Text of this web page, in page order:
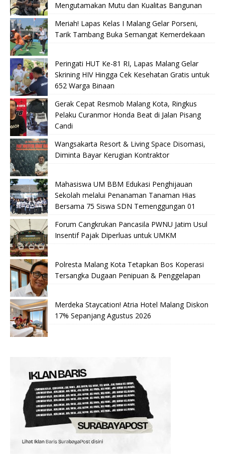
Mengutamakan Mutu dan Kualitas Bangunan
Meriah! Lapas Kelas I Malang Gelar Porseni,
Tarik Tambang Buka Semangat Kemerdekaan
Peringati HUT Ke-81 RI, Lapas Malang Gelar
Skrining HIV Hingga Cek Kesehatan Gratis untuk
652 Warga Binaan
Gerak Cepat Resmob Malang Kota, Ringkus
Pelaku Curanmor Honda Beat di Jalan Pisang
Candi
Wangsakarta Resort & Living Space Disomasi,
Diminta Bayar Kerugian Kontraktor
Mahasiswa UM BBM Edukasi Penghijauan
Sekolah melalui Penanaman Tanaman Hias
Bersama 75 Siswa SDN Temenggungan 01
Forum Cangkrukan Pancasila PWNU Jatim Usul
Insentif Pajak Diperluas untuk UMKM
Polresta Malang Kota Tetapkan Bos Koperasi
Tersangka Dugaan Penipuan & Penggelapan
Merdeka Staycation! Atria Hotel Malang Diskon
17% Sepanjang Agustus 2026